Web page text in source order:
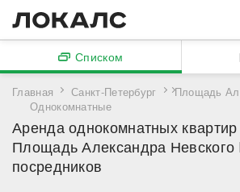
Главная Санкт-Петербург
Площадь
Однокомнатные
Аренда однокомнатных
Площадь Александра Невского
посредников
Списком